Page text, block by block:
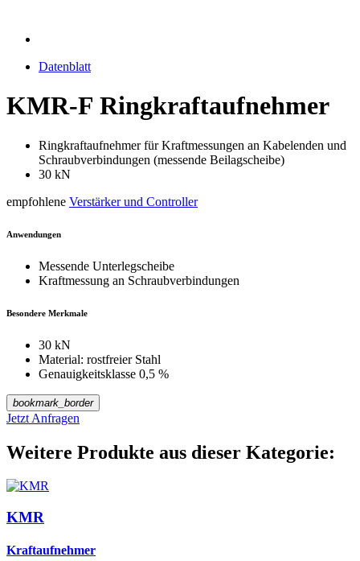
Datenblatt
KMR-F Ringkraftaufnehmer
Ringkraftaufnehmer für Kraftmessungen an Kabelenden und
Schraubverbindungen (messende Beilagscheibe)
30 kN
empfohlene Verstärker und Controller
Anwendungen
Messende Unterlegscheibe
Kraftmessung an Schraubverbindungen
Besondere Merkmale
30 kN
Material: rostfreier Stahl
Genauigkeitsklasse 0,5 %
bookmark_border
Jetzt Anfragen
Weitere Produkte aus dieser Kategorie:
KMR
Kraftaufnehmer